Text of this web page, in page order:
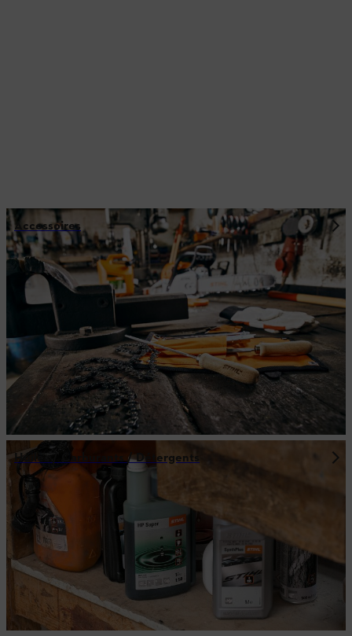
Accessoires
Huiles / Carburants / Détergents